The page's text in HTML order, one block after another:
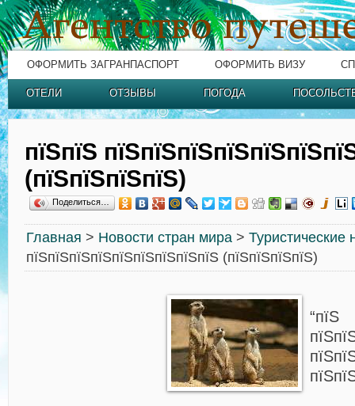
ОФОРМИТЬ ЗАГРАНПАСПОРТ ОФОРМИТЬ ВИЗУ
ОТЕЛИ ОТЗЫВЫ ПОГОДА
пїЅпїЅ
(пїЅпїЅпїЅпїЅ)
Поделиться…
Главная > Новости стран мира > Туристические
пїЅпїЅпїЅпїЅпїЅпїЅпїЅпїЅпїЅ (пїЅпїЅпїЅпїЅ)
“пїЅ